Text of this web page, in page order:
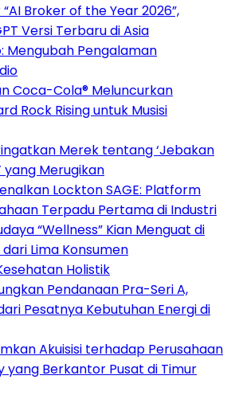
Broker of the Year 2026”,
Versi Terbaru di Asia
Mengubah Pengalaman
Coca-Cola® Meluncurkan
Rock Rising untuk Musisi
Merek tentang ‘Jebakan
yang Merugikan
Lockton SAGE: Platform
Terpadu Pertama di Industri
“Wellness” Kian Menguat di
Lima Konsumen
Holistik
Pendanaan Pra-Seri A,
Pesatnya Kebutuhan Energi di
Akuisisi terhadap Perusahaan
yang Berkantor Pusat di Timur